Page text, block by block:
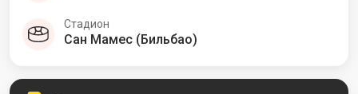
Стадион
Сан Мамес (Бильбао)